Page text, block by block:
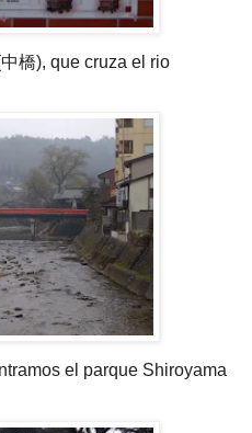
橋), que cruza el rio
el parque Shiroyama